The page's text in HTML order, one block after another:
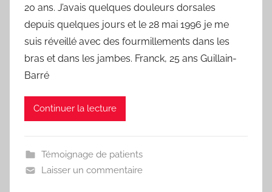
r
e
d
20 ans. J’avais quelques douleurs dorsales
depuis quelques jours et le 28 mai 1996 je me
suis réveillé avec des fourmillements dans les
bras et dans les jambes. Franck, 25 ans Guillain-
Barré
Continuer la lecture
Témoignage de patients
Laisser un commentaire